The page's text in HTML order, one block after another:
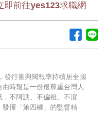
即前往yes123求職網
發行量與閱報率持續居全國
時報是一份最尊重台灣人
不阿諛、不偏袒、不渲
揮「第四權」的監督精